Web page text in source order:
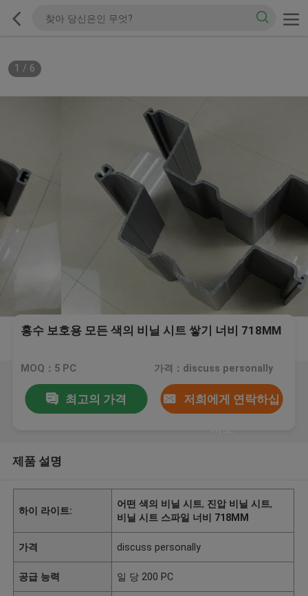
1 / 6
홍수 보호용 모든 색의 비닐 시트 쌓기 너비 718MM
MOQ：5 PC 가격：discuss personally
최고의 가격 저희에게 연락하십
제품 설명
하이 라이트:
어떤 색의 비닐 시트, 진압 비닐 시트,
비닐 시트 스파일 너비 718MM
가격 discuss personally
공급 능력 일 당 200 PC